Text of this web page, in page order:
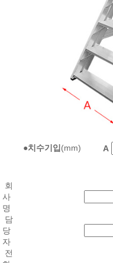
●치수기입 (mm) A
회
사
명
담
당
자
전